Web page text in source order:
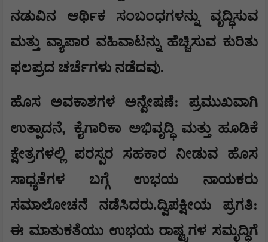
ನಡುವಿನ ಆರ್ಥಿಕ ಸಂಬಂಧಗಳನ್ನು ವೃದ್ಧಿಸುವ
ಮತ್ತು ವ್ಯಾಪಾರ ವಹಿವಾಟನ್ನು ಹೆಚ್ಚಿಸುವ ಕುರಿತು
ಫಲಪ್ರದ ಚರ್ಚೆಗಳು ನಡೆದವು.
​ಹೊಸ ಅವಕಾಶಗಳ ಅನ್ವೇಷಣೆ: ಪ್ರಮುಖವಾಗಿ
ಉತ್ಪಾದನೆ, ಕೈಗಾರಿಕಾ ಅಭಿವೃದ್ಧಿ ಮತ್ತು ಹೂಡಿಕೆ
ಕ್ಷೇತ್ರಗಳಲ್ಲಿ ಪರಸ್ಪರ ಸಹಕಾರ ನೀಡುವ ಹೊಸ
ಸಾಧ್ಯತೆಗಳ ಬಗ್ಗೆ ಉಭಯ ನಾಯಕರು
ಸಮಾಲೋಚನೆ ನಡೆಸಿದರು.​ದ್ವಿಪಕ್ಷೀಯ ಪ್ರಗತಿ:
ಈ ಮಾತುಕತೆಯು ಉಭಯ ರಾಷ್ಟ್ರಗಳ ಸಮೃದ್ಧಿಗೆ